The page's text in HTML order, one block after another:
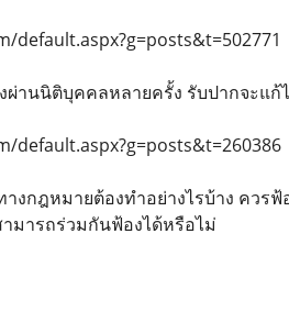
default.aspx?g=posts&t=502771
ผ่านนิติบุคคลหลายครั้ง รับปากจะแก้
default.aspx?g=posts&t=260386
างกฎหมายต้องทำอย่างไรบ้าง คว
มารถร่วมกันฟ้องได้หรือไม่